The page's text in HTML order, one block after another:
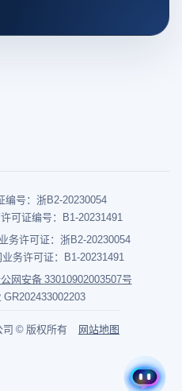
号：浙B2-20230054
可证编号：B1-20231491
务许可证：浙B2-20230054
务许可证：B1-20231491
网安备 33010902003507号
司 © 版权所有 网站地图